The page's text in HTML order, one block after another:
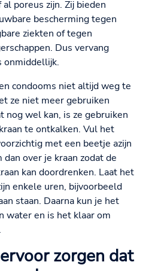
poreus zijn. Zij bieden
bescherming tegen
ziekten of tegen
Dus vervang
onmiddellijk.
condooms niet altijd weg te
ze niet meer gebruiken
nog wel kan, is ze gebruiken
te ontkalken. Vul het
met een beetje azijn
over je kraan zodat de
kan doordrenken. Laat het
enkele uren, bijvoorbeeld
staan. Daarna kun je het
water en is het klaar om
zorgen dat